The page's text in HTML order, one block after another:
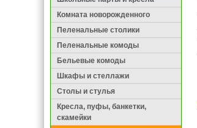
Комната новорожденного
Пеленальные столики
Пеленальные комоды
Бельевые комоды
Шкафы и стеллажи
Столы и стулья
Кресла, пуфы, банкетки,
скамейки